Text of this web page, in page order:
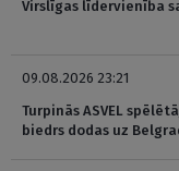
Virslīgas līdervienība
09.08.2026 23:21
Turpinās ASVEL
biedrs dodas uz